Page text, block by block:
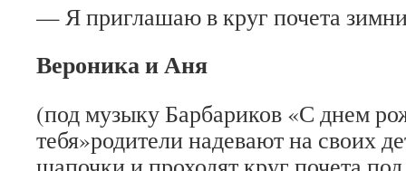
— Я приглашаю в круг почета
Вероника и Аня
(под музыку Барбариков «С днем
тебя»родители надевают на своих